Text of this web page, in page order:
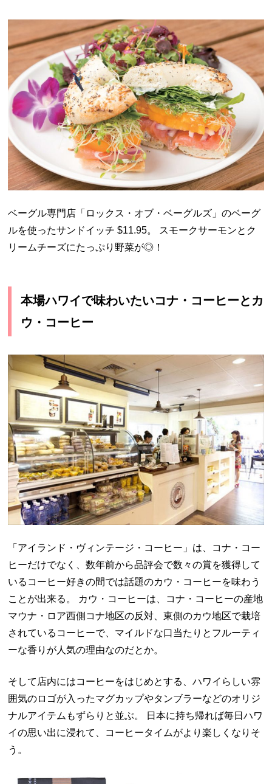
ベーグル専門店「ロックス・オブ・ベーグルズ」のベーグ
ルを使ったサンドイッチ $11.95。 スモークサーモンとク
リームチーズにたっぷり野菜が◎！
本場ハワイで味わいたいコナ・コーヒーとカ
ウ・コーヒー
「アイランド・ヴィンテージ・コーヒー」は、コナ・コー
ヒーだけでなく、数年前から品評会で数々の賞を獲得して
いるコーヒー好きの間では話題のカウ・コーヒーを味わう
ことが出来る。 カウ・コーヒーは、コナ・コーヒーの産地
マウナ・ロア西側コナ地区の反対、東側のカウ地区で栽培
されているコーヒーで、マイルドな口当たりとフルーティ
ーな香りが人気の理由なのだとか。
そして店内にはコーヒーをはじめとする、ハワイらしい雰
囲気のロゴが入ったマグカップやタンブラーなどのオリジ
ナルアイテムもずらりと並ぶ。 日本に持ち帰れば毎日ハワ
イの思い出に浸れて、コーヒータイムがより楽しくなりそ
う。